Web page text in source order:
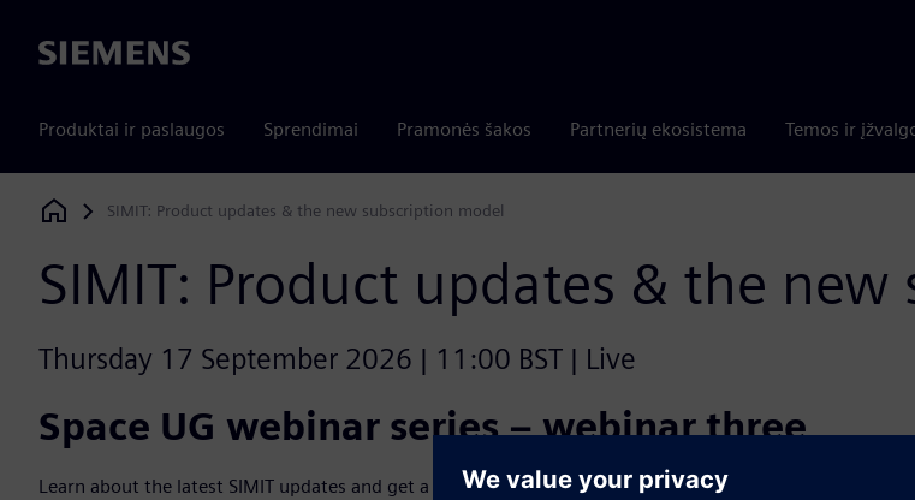
Siemens
Produktai ir paslaugos Sprendimai Pramonės šakos Partnerių ekosistema Temos ir
Siemens Digital Industries Software
SIMIT: Product updates & the new subscription model
SIMIT: Product updates & the
Thursday 17 September 2026 | 11:00 BST | Live
Space UG webinar series – webinar three
Learn about the latest SIMIT updates and get a first look at Siemens’ upcoming transition to a